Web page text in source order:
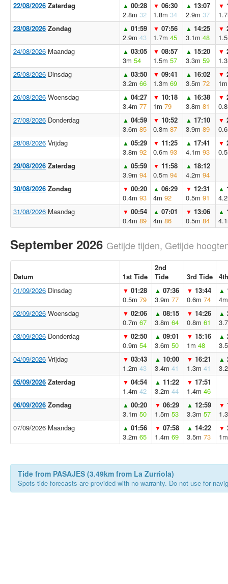
22/08/2026 Zaterdag ▲ 00:28
2.8m 32
▼ 06:30
1.8m 34
▲ 13:07
2.9m 37
▼
23/08/2026 Zondag ▲ 01:59
2.9m 43
▼ 07:56
1.7m 45
▲ 14:25
3.1m 48
▼
24/08/2026 Maandag ▲ 03:05
3m 54
▼ 08:57
1.5m 57
▲ 15:20
3.3m 59
▼
25/08/2026 Dinsdag ▲ 03:50
3.2m 66
▼ 09:41
1.3m 69
▲ 16:02
3.5m 72
▼
1m
26/08/2026 Woensdag ▲ 04:27
3.4m 77
▼ 10:18
1m 79
▲ 16:38
3.8m 81
▼
27/08/2026 Donderdag ▲ 04:59
3.6m 85
▼ 10:52
0.8m 87
▲ 17:10
3.9m 89
▼
28/08/2026 Vrijdag ▲ 05:29
3.8m 92
▼ 11:25
0.6m 93
▲ 17:41
4.1m 93
▼
29/08/2026 Zaterdag ▲ 05:59
3.9m 94
▼ 11:58
0.5m 94
▲ 18:12
4.2m 94
30/08/2026 Zondag ▼ 00:20
0.4m 93
▲ 06:29
4m 92
▼ 12:31
0.5m 91
▲
31/08/2026 Maandag ▼ 00:54
0.4m 89
▲ 07:01
4m 86
▼ 13:06
0.5m 84
▲
September 2026 Getijde tijden, Getijde
Datum 1st Tide
2nd
Tide
3rd Tide
01/09/2026 Dinsdag ▼ 01:28
0.5m 79
▲ 07:36
3.9m 77
▼ 13:44
0.6m 74
▲
4m
02/09/2026 Woensdag ▼ 02:06
0.7m 67
▲ 08:15
3.8m 64
▼ 14:26
0.8m 61
▲
03/09/2026 Donderdag ▼ 02:50
0.9m 54
▲ 09:01
3.6m 50
▼ 15:16
1m 48
▲
04/09/2026 Vrijdag ▼ 03:43
1.2m 43
▲ 10:00
3.4m 41
▼ 16:21
1.3m 41
▲
05/09/2026 Zaterdag ▼ 04:54
1.4m 42
▲ 11:22
3.2m 44
▼ 17:51
1.4m 46
06/09/2026 Zondag ▲ 00:20
3.1m 50
▼ 06:29
1.5m 53
▲ 12:59
3.3m 57
▼
07/09/2026 Maandag
▲ 01:56
3.2m 65
▼ 07:58
1.4m 69
▲ 14:22
3.5m 73
▼
1m
Tide from PASAJES (3.49km from La Zurriola)
Spots tide forecasts are provided with no warranty. Do not use for